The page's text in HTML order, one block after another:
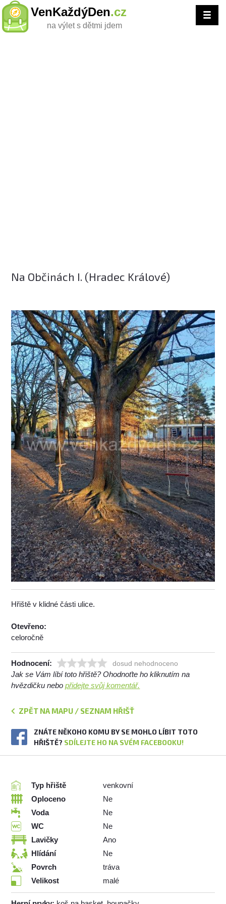
VenKaždýDen.cz
na výlet s dětmi jdem
Na Občinách I. (Hradec Králové)
Hřiště v klidné části ulice.
Otevřeno:
celoročně
Hodnocení: dosud nehodnoceno
Jak se Vám líbí toto hřiště? Ohodnoťte ho kliknutím na
hvězdičku nebopřidejte svůj komentář.
ZPĚT NA MAPU / SEZNAM HŘIŠŤ
ZNÁTE NĚKOHO KOMU BY SE MOHLO LÍBIT TOTO
HŘIŠTĚ? SDÍLEJTE HO NA SVÉM FACEBOOKU!
Typ hřiště
venkovní
Oploceno
Ne
Voda
Ne
WC
Ne
Lavičky
Ano
Hlídání
Ne
Povrch
tráva
Velikost
malé